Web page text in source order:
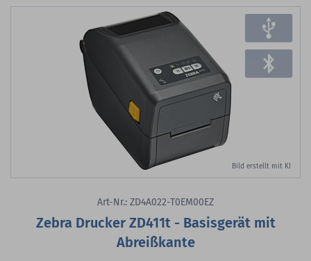
Bild erstellt mit KI
Art-Nr.: ZD4A022-T0EM00EZ
Zebra Drucker ZD411t - Basisgerät mit
Abreißkante